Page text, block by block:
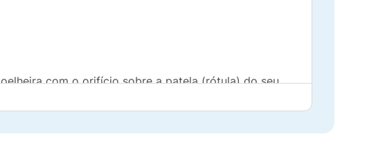
com o orifício sobre a patela (rótula) do seu
o uso.